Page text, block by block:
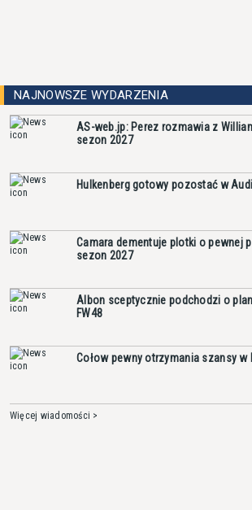
NAJNOWSZE WYDARZENIA
AS-web.jp: Perez rozmawia z
sezon 2027
Hulkenberg gotowy pozostać w
Camara dementuje plotki o pewnej
sezon 2027
Albon sceptycznie podchodzi o
FW48
Cołow pewny otrzymania szansy w
Więcej wiadomości >